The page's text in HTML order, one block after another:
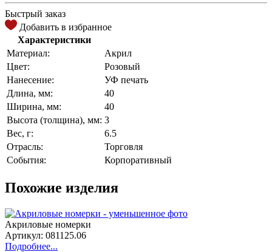
Быстрый заказ
Добавить в избранное
Характеристики
Материал:
Акрил
Цвет:
Розовый
Нанесение:
УФ печать
Длина, мм:
40
Ширина, мм:
40
Высота (толщина), мм: 3
Вес, г:
6.5
Отрасль:
Торговля
События:
Корпоративный
Похожие изделия
Акриловые номерки
Артикул: 081125.06
Подробнее...